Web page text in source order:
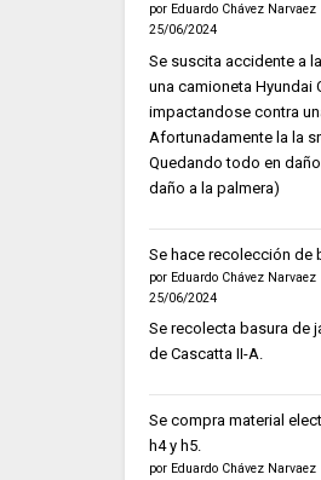
por Eduardo Chávez Narvaez
25/06/2024
Se suscita accidente a
una camioneta Hyundai
impactandose contra
Afortunadamente la la
Quedando todo en
daño a la palmera)
Se hace recolección de
por Eduardo Chávez Narvaez
25/06/2024
Se recolecta basura de
de Cascatta II-A.
Se compra material
h4 y h5.
por Eduardo Chávez Narvaez